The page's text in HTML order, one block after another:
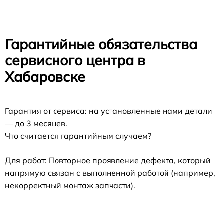
Гарантийные обязательства
сервисного центра в
Хабаровске
Гарантия от сервиса: на установленные нами детали
— до 3 месяцев.
Что считается гарантийным случаем?
Для работ: Повторное проявление дефекта, который
напрямую связан с выполненной работой (например,
некорректный монтаж запчасти).